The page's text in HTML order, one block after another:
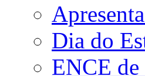
Dia do
ENCE de